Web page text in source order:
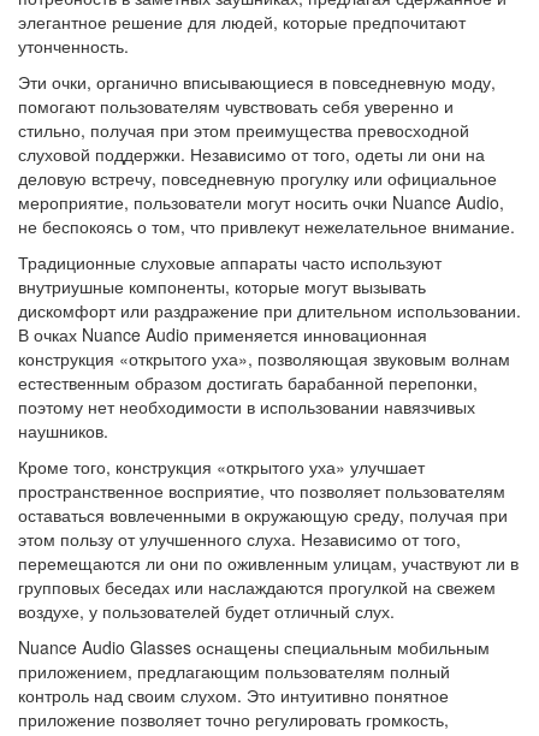
элегантное решение для людей, которые предпочитают
утонченность.
Эти очки, органично вписывающиеся в повседневную моду,
помогают пользователям чувствовать себя уверенно и
стильно, получая при этом преимущества превосходной
слуховой поддержки. Независимо от того, одеты ли они на
деловую встречу, повседневную прогулку или официальное
мероприятие, пользователи могут носить очки Nuance Audio,
не беспокоясь о том, что привлекут нежелательное внимание.
Традиционные слуховые аппараты часто используют
внутриушные компоненты, которые могут вызывать
дискомфорт или раздражение при длительном использовании.
В очках Nuance Audio применяется инновационная
конструкция «открытого уха», позволяющая звуковым волнам
естественным образом достигать барабанной перепонки,
поэтому нет необходимости в использовании навязчивых
наушников.
Кроме того, конструкция «открытого уха» улучшает
пространственное восприятие, что позволяет пользователям
оставаться вовлеченными в окружающую среду, получая при
этом пользу от улучшенного слуха. Независимо от того,
перемещаются ли они по оживленным улицам, участвуют ли в
групповых беседах или наслаждаются прогулкой на свежем
воздухе, у пользователей будет отличный слух.
Nuance Audio Glasses оснащены специальным мобильным
приложением, предлагающим пользователям полный
контроль над своим слухом. Это интуитивно понятное
приложение позволяет точно регулировать громкость,